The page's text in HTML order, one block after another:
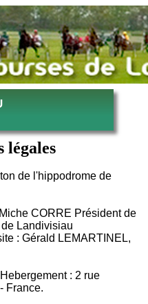
légales
de l'hippodrome de
CORRE Président de
Landivisiau
: Gérald LEMARTINEL,
: 2 rue
France.